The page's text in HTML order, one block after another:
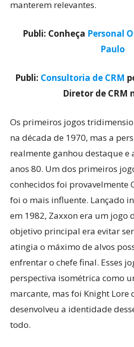
manterem relevantes.
Publi: Conheça Personal
Paulo
Publi: Consultoria de CRM
Diretor de CRM
Os primeiros jogos
na década de 1970, mas a
realmente ganhou destaque
anos 80. Um dos primeiros
conhecidos foi provavelmente
foi o mais influente. Lançado
em 1982, Zaxxon era um jogo
objetivo principal era evitar
atingia o máximo de alvos
enfrentar o chefe final. Esses
perspectiva isométrica como
marcante, mas foi Knight Lore
desenvolveu a identidade
todo.